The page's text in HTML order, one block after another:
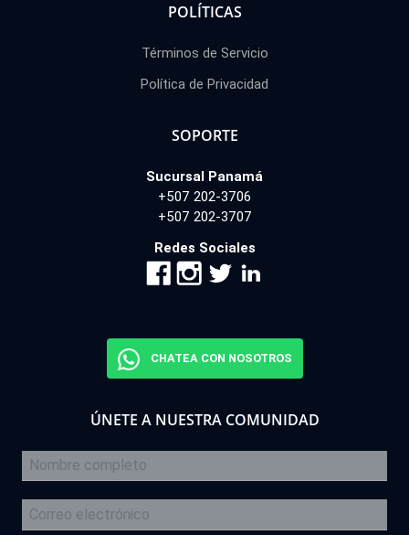
POLÍTICAS
Términos de Servicio
Política de Privacidad
SOPORTE
Sucursal Panamá
+507 202-3706
+507 202-3707
Redes Sociales
CHATEA CON NOSOTROS
ÚNETE A NUESTRA COMUNIDAD